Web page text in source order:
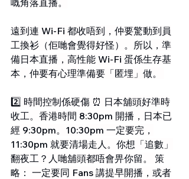
遠到連 Wi-Fi 都收唔到，仲要驚動到員
工換衫（佢哋會覺得好怪）。所以，準
備日本直播，高性能 Wi-Fi 蛋係生存基
本，仲要有心理準備要「匿埋」做。
2️⃣ 時間控制係硬傷 ⏰ 日本舖頭好準時
收工。香港時間 8:30pm 開播，日本已
經 9:30pm。10:30pm 一定要完，
11:30pm 就要清場走人。你想「追數」
翻夜工？人哋舖頭都唔會畀你留。 策
略： 一定要同 Fans 講提早開播，或者